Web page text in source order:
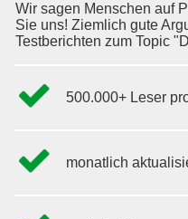
Wir sagen Menschen auf
Sie uns! Ziemlich gute
Testberichten zum Topic
500.000+ Leser
monatlich